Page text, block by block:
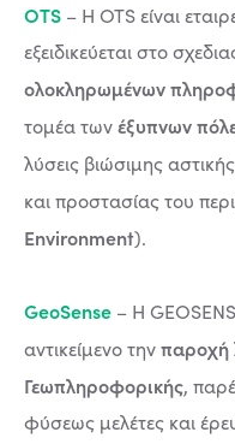
OTS – Η OTS είναι
εξειδικεύεται στο
ολοκληρωμένων
τομέα τωνέξυπνων
λύσεις βιώσιμης
και προστασίας του
Environment).
GeoSense – Η
αντικείμενο τηνπαροχή
Γεωπληροφορικής,
φύσεως μελέτες και